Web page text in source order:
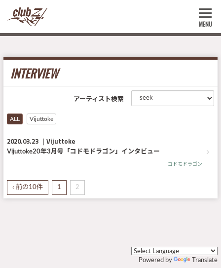
MENU
INTERVIEW
アーティスト検索
ALL Vijuttoke
2020.03.23 Vijuttoke
Vijuttoke20年3月号「コドモドラゴン」インタビュー
コドモドラゴン
‹ 前の10件 1 2
Powered by Translate